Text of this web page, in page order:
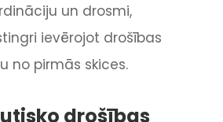
un drosmi,
ievērojot drošības
no pirmās skices.
drošības